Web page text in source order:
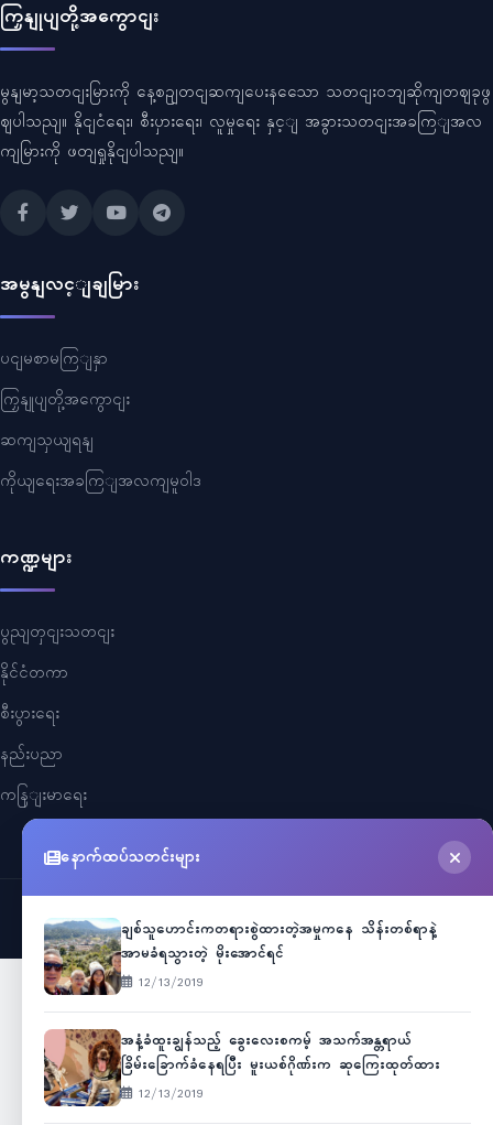
ကြှနျုပျတို့အကွောငျး
မွနျမာ့သတငျးမြားကို နေ့စဥျတငျဆကျပေးနသေော သတငျးဝဘျဆိုကျတဈခုဖွ
ဈပါသညျ။ နိုငျငံရေး၊ စီးပှားရေး၊ လူမှုရေး နှင့ျ အခွားသတငျးအခကြျအလ
ကျမြားကို ဖတျရှုနိုငျပါသညျ။
အမွနျလင့ျချမြား
ပငျမစာမကြျနှာ
ကြှနျုပျတို့အကွောငျး
ဆကျသှယျရနျ
ကိုယျရေးအခကြျအလကျမူဝါဒ
ကဏ္ဍများ
ပွညျတှငျးသတငျး
နိုင်ငံတကာ
စီးပွားရေး
နည်းပညာ
ကနြျးမာရေး
©2026Myanmar Cele News . All Rights Reserved.
နောက်ထပ်သတင်းများ
ချစ်သူဟောင်းကတရားစွဲထားတဲ့အမှုကနေ သိန်းတစ်ရာနဲ့
အာမခံရသွားတဲ့ မိုးအောင်ရင်
12/13/2019
အနံ့ခံထူးချွန်သည့် ခွေးလေးစကမ့် အသက်အန္တရာယ်
ခြိမ်းခြောက်ခံနေရပြီး မူးယစ်ဂိုဏ်းက ဆုကြေးထုတ်ထား
12/13/2019